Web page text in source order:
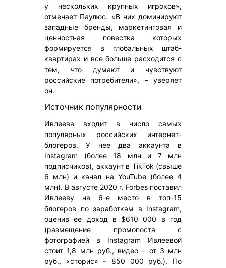
у нескольких крупных игроков»,
отмечает Паулюс. «В них доминируют
западные бренды, маркетинговая и
ценностная повестка которых
формируется в глобальных штаб-
квартирах и все больше расходится с
тем, что думают и чувствуют
российские потребители», – уверяет
он.
Источник популярности
Ивлеева входит в число самых
популярных российских интернет-
блогеров. У нее два аккаунта в
Instagram (более 18 млн и 7 млн
подписчиков), аккаунт в TikTok (свыше
6 млн) и канал на YouTube (более 4
млн). В августе 2020 г. Forbes поставил
Ивлееву на 6-е место в топ-15
блогеров по заработкам в Instagram,
оценив ее доход в $610 000 в год
(размещение промопоста с
фотографией в Instagram Ивлеевой
стоит 1,8 млн руб., видео – от 3 млн
руб., «сторис» – 850 000 руб.). По